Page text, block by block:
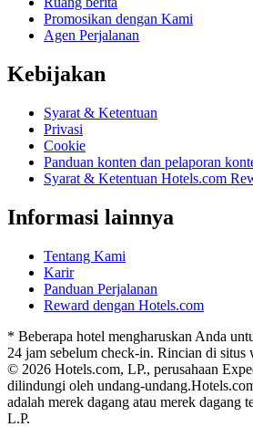
Promosikan dengan Kami
Agen Perjalanan
Kebijakan
Syarat & Ketentuan
Privasi
Cookie
Panduan konten dan pelaporan
Syarat & Ketentuan Hotels.com
Informasi lainnya
Tentang Kami
Karir
Panduan Perjalanan
Reward dengan Hotels.com
* Beberapa hotel mengharuskan Anda
24 jam sebelum check-in. Rincian di situs
© 2026 Hotels.com, LP., perusahaan
dilindungi oleh undang-undang.
adalah merek dagang atau merek dagang
L.P.